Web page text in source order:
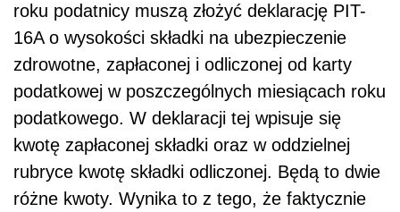
roku podatnicy muszą złożyć deklarację PIT-
16A o wysokości składki na ubezpieczenie
zdrowotne, zapłaconej i odliczonej od karty
podatkowej w poszczególnych miesiącach roku
podatkowego. W deklaracji tej wpisuje się
kwotę zapłaconej składki oraz w oddzielnej
rubryce kwotę składki odliczonej. Będą to dwie
różne kwoty. Wynika to z tego, że faktycznie